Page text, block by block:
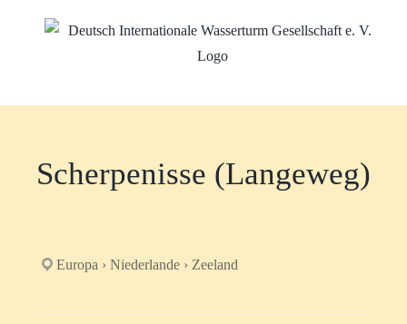
Scherpenisse (Langeweg)
Europa › Niederlande › Zeeland